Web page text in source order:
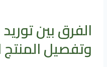
الفرق بين
وتفصيل المنتج